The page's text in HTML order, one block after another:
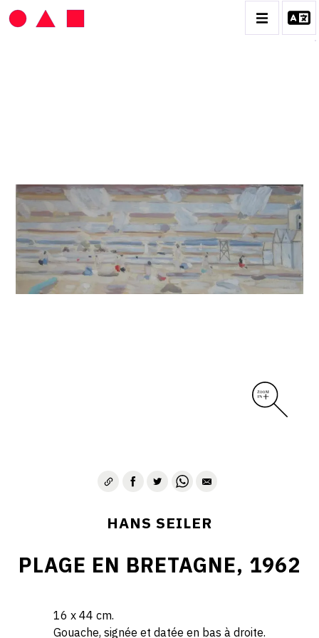
CATALOGUE DES OEUVRES
VOL. 1 : LES PEINTURES
VOL. 2 : LES GOUACHES
VOL. 3 : CRAYONS DE COULEUR ET FUSAINS
CONTACT
HANS SEILER
PLAGE EN BRETAGNE, 1962
16 x 44 cm.
Gouache, signée et datée en bas à droite.